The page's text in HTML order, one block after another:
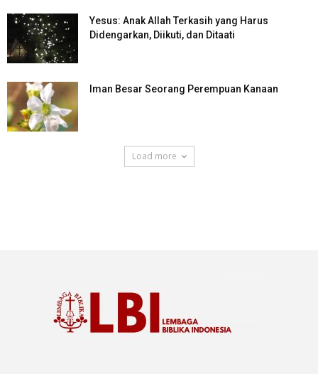
Yesus: Anak Allah Terkasih yang Harus
Didengarkan, Diikuti, dan Ditaati
Iman Besar Seorang Perempuan Kanaan
Load more